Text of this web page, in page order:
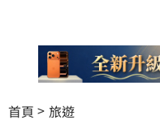
首頁 旅遊